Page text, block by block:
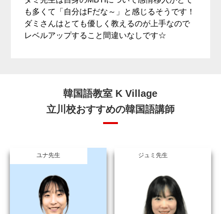
も多くて「自分はFだな～」と感じるそうです！
ダミさんはとても優しく教えるのが上手なので
レベルアップすること間違いなしです☆
韓国語教室 K Village
立川校おすすめの韓国語講師
ユナ先生 ジュミ先生